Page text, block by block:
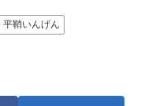
平鞘いんげん